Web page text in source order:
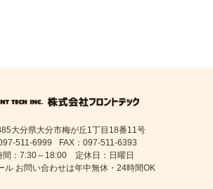
大分県大分市梅が丘1丁目18番11号
511-6999
FAX：097-511-6393
間：7:30～18:00 定休日：日曜日
ル お問い合わせは年中無休・24時間OK